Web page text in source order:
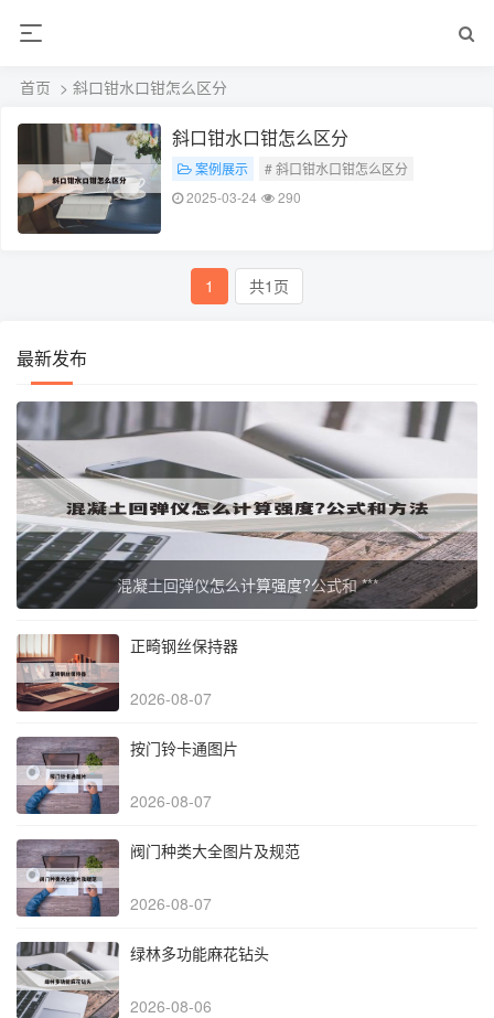
首页 > 斜口钳水口钳怎么区分
斜口钳水口钳怎么区分
案例展示
# 斜口钳水口钳怎么区分
2025-03-24
290
1 共1页
最新发布
混凝土回弹仪怎么计算强度?公式和 ***
正畸钢丝保持器
2026-08-07
按门铃卡通图片
2026-08-07
阀门种类大全图片及规范
2026-08-07
绿林多功能麻花钻头
2026-08-06